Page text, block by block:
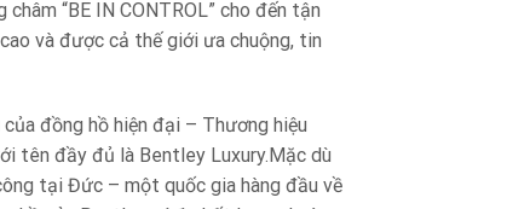
“BE IN CONTROL” cho đến tận
và được cả thế giới ưa chuộng, tin
đồng hồ hiện đại – Thương hiệu
tên đầy đủ là Bentley Luxury.Mặc dù
tại Đức – một quốc gia hàng đầu về